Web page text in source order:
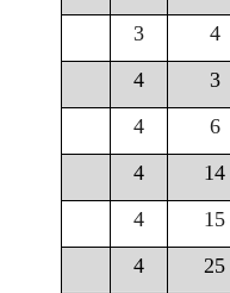
3
4
4
3
4
6
4
14
4
15
4
25